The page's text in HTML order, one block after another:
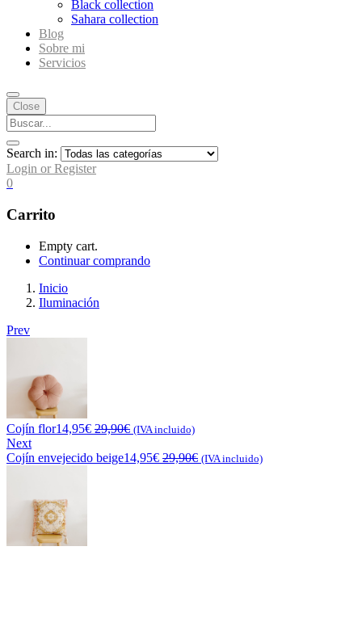
Black collection
Sahara collection
Blog
Sobre mi
Servicios
Close
Search in:
Login or Register
0
Carrito
Empty cart.
Continuar comprando
Inicio
Iluminación
Prev
Cojín flor14,95€ 29,90€ (IVA incluido)
Next
Cojín envejecido beige14,95€ 29,90€ (IVA incluido)